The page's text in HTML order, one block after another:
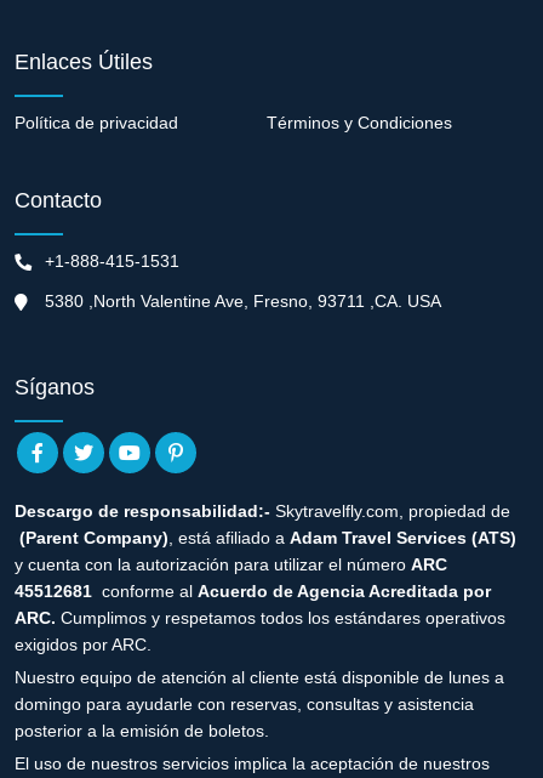
Enlaces Útiles
Política de privacidad Términos y Condiciones
Contacto
+1-888-415-1531
5380 ,North Valentine Ave, Fresno, 93711 ,CA. USA
Síganos
Descargo de responsabilidad:- Skytravelfly.com, propiedad de
(Parent Company) , está afiliado a Adam Travel Services (ATS)
y cuenta con la autorización para utilizar el número ARC
45512681 conforme al Acuerdo de Agencia Acreditada por
ARC. Cumplimos y respetamos todos los estándares operativos
exigidos por ARC.
Nuestro equipo de atención al cliente está disponible de lunes a
domingo para ayudarle con reservas, consultas y asistencia
posterior a la emisión de boletos.
El uso de nuestros servicios implica la aceptación de nuestros